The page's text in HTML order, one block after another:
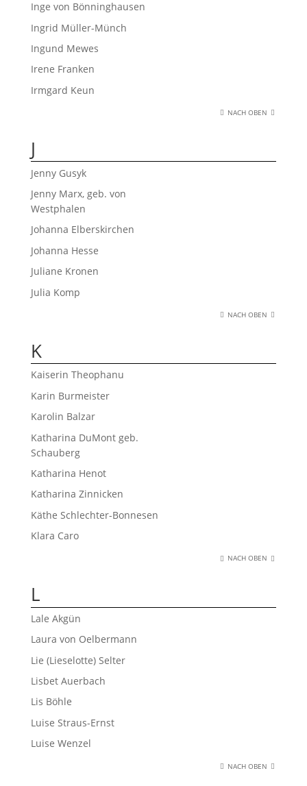
Inge von Bönninghausen
Ingrid Müller-Münch
Ingund Mewes
Irene Franken
Irmgard Keun
NACH OBEN
J
Jenny Gusyk
Jenny Marx, geb. von
Westphalen
Johanna Elberskirchen
Johanna Hesse
Juliane Kronen
Julia Komp
NACH OBEN
K
Kaiserin Theophanu
Karin Burmeister
Karolin Balzar
Katharina DuMont geb.
Schauberg
Katharina Henot
Katharina Zinnicken
Käthe Schlechter-Bonnesen
Klara Caro
NACH OBEN
L
Lale Akgün
Laura von Oelbermann
Lie (Lieselotte) Selter
Lisbet Auerbach
Lis Böhle
Luise Straus-Ernst
Luise Wenzel
NACH OBEN